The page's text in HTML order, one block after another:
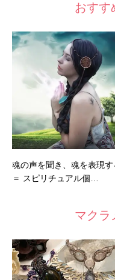
おすす
魂の声を聞き、魂を表現す
＝ スピリチュアル個…
マクラ